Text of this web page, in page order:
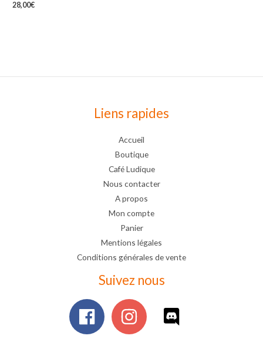
28,00€
Liens rapides
Accueil
Boutique
Café Ludique
Nous contacter
A propos
Mon compte
Panier
Mentions légales
Conditions générales de vente
Suivez nous